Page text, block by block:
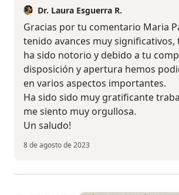
Dr. Laura Esguerra R.
Gracias por tu comentario Maria
tenido avances muy
ha sido notorio y debido a tu
disposición y apertura hemos
en varios aspectos importantes.
Ha sido sido muy gratificante
me siento muy orgullosa.
Un saludo!
8 de agosto de 2023